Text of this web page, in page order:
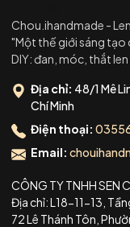
Chou.ihandmade -
"Một thế giới sáng tạo
DIY: đan, móc, thắt
Địa chỉ: 48/1 Mê
Chí Minh
Điện thoại:
Email:
CÔNG TY TNHH SEN
Địa chỉ: L18-11-13,
72 Lê Thánh Tôn,